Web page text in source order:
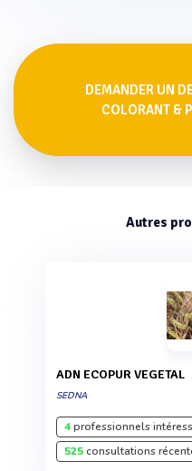
DEMANDER UN
COLORANT &
Autres
ADN ECOPUR VEGETAL
SEDNA
4professionnels
525consultations